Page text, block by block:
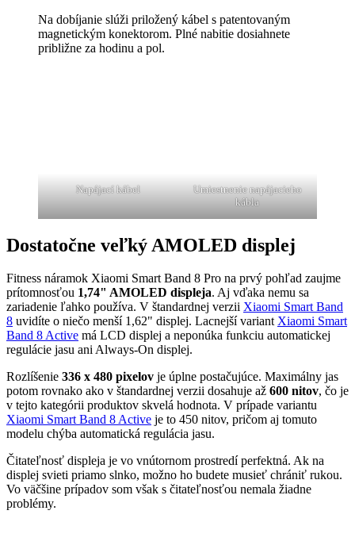
Na dobíjanie slúži priložený kábel s patentovaným
magnetickým konektorom. Plné nabitie dosiahnete
približne za hodinu a pol.
Napájací kábel
Umiestnenie napájacieho
kábla
Dostatočne veľký AMOLED displej
Fitness náramok Xiaomi Smart Band 8 Pro na prvý pohľad zaujme
prítomnosťou 1,74" AMOLED displeja. Aj vďaka nemu sa
zariadenie ľahko používa. V štandardnej verzii Xiaomi Smart Band
8 uvidíte o niečo menší 1,62" displej. Lacnejší variantXiaomi Smart
Band 8 Active má LCD displej a neponúka funkciu automatickej
regulácie jasu ani Always-On displej.
Rozlíšenie 336 x 480 pixelov je úplne postačujúce. Maximálny jas
potom rovnako ako v štandardnej verzii dosahuje až 600 nitov, čo je
v tejto kategórii produktov skvelá hodnota. V prípade variantu
Xiaomi Smart Band 8 Active je to 450 nitov, pričom aj tomuto
modelu chýba automatická regulácia jasu.
Čitateľnosť displeja je vo vnútornom prostredí perfektná. Ak na
displej svieti priamo slnko, možno ho budete musieť chrániť rukou.
Vo väčšine prípadov som však s čitateľnosťou nemala žiadne
problémy.